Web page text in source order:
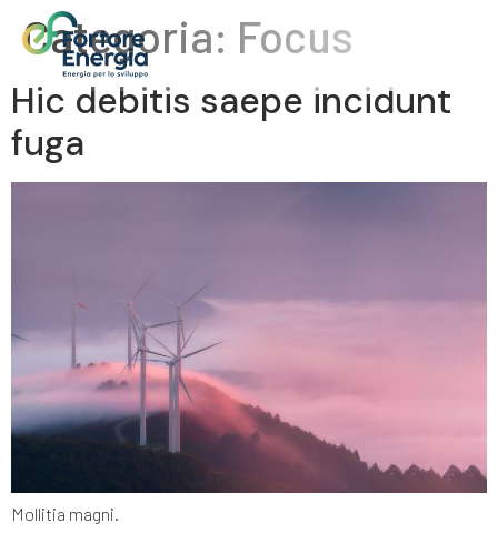
Categoria: Focus
Hic debitis saepe incidunt
fuga
Mollitia magni.